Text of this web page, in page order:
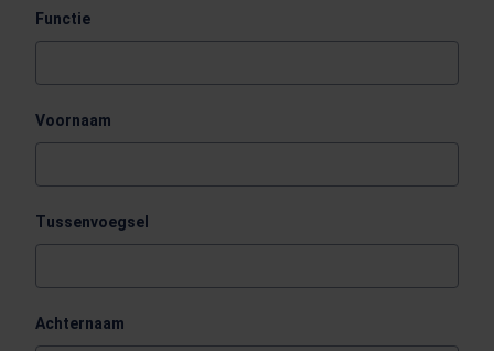
Functie
Voornaam
Tussenvoegsel
Achternaam